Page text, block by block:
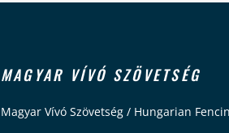
MAGYAR VÍVÓ SZÖVETSÉG
Magyar Vívó Szövetség / Hungarian